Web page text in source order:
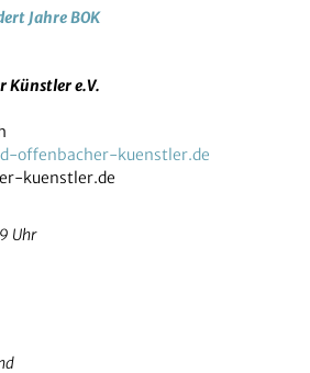
Jahre BOK
Künstler e.V.
offenbacher-kuenstler.de
kuenstler.de
Uhr